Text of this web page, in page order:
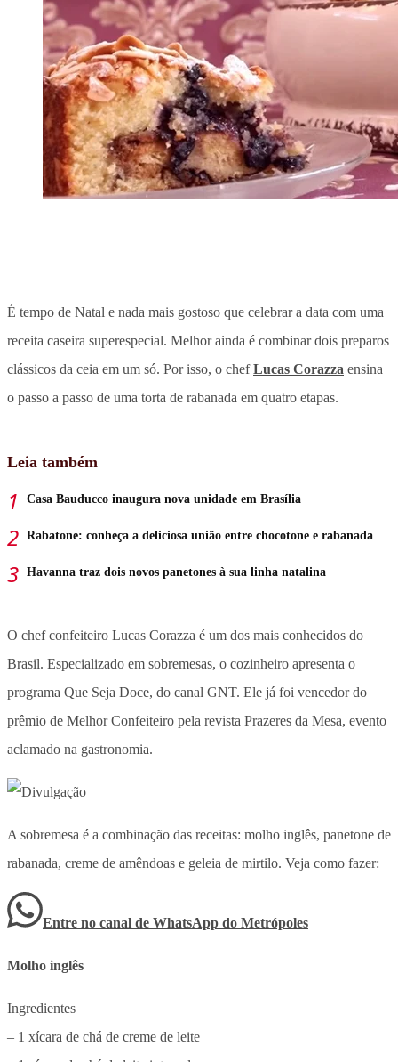
É tempo de Natal e nada mais gostoso que celebrar a data com uma
receita caseira superespecial. Melhor ainda é combinar dois preparos
clássicos da ceia em um só. Por isso, o chefLucas Corazza ensina
o passo a passo de uma torta de rabanada em quatro etapas.
Leia também
Casa Bauducco inaugura nova unidade em Brasília
Rabatone: conheça a deliciosa união entre chocotone e rabanada
Havanna traz dois novos panetones à sua linha natalina
O chef confeiteiro Lucas Corazza é um dos mais conhecidos do
Brasil. Especializado em sobremesas, o cozinheiro apresenta o
programa Que Seja Doce, do canal GNT. Ele já foi vencedor do
prêmio de Melhor Confeiteiro pela revista Prazeres da Mesa, evento
aclamado na gastronomia.
A sobremesa é a combinação das receitas: molho inglês, panetone de
rabanada, creme de amêndoas e geleia de mirtilo. Veja como fazer:
Entre no canal de WhatsApp do Metrópoles
Molho inglês
Ingredientes
– 1 xícara de chá de creme de leite